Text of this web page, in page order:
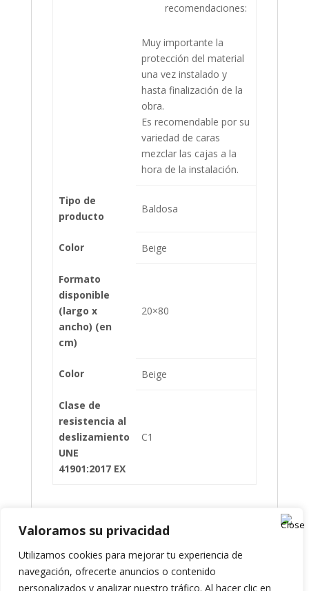
Valoramos su privacidad
Utilizamos cookies para mejorar tu experiencia de
navegación, ofrecerte anuncios o contenido
personalizados y analizar nuestro tráfico. Al hacer clic en
recomendaciones:
Muy importante la
protección del material
una vez instalado y
hasta finalización de la
obra.
Es recomendable por su
variedad de caras
mezclar las cajas a la
hora de la instalación.
Tipo de
producto
Baldosa
Color Beige
Formato
disponible
(largo x
ancho) (en
cm)
20×80
Color Beige
Clase de
resistencia al
deslizamiento
UNE
41901:2017 EX
C1
Presupuesto